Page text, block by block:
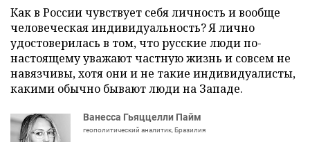
Как в России чувствует себя личность и вообще
человеческая индивидуальность? Я лично
удостоверилась в том, что русские люди по-
настоящему уважают частную жизнь и совсем не
навязчивы, хотя они и не такие индивидуалисты,
какими обычно бывают люди на Западе.
Ванесса Гьяццелли Пайм
геополитический аналитик, Бразилия